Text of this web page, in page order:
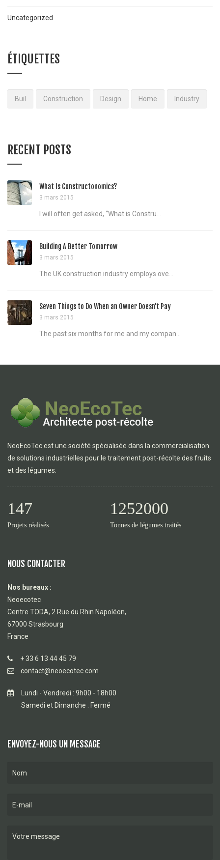
Uncategorized
ÉTIQUETTES
Buil Construction Design Home Industry
RECENT POSTS
What Is Constructonomics?
3 mars 2015
I will often get asked, “What is Constru...
Building A Better Tomorrow
3 mars 2015
The UK construction industry employs ove...
Seven Things to Do When an Owner Doesn’t Pay
3 mars 2015
The past six months for me and my compan...
NeoEcoTec est une société spécialisée dans la commercialisation
de solutions industrielles pour le traitement post-récolte des fruits
et des légumes.
147
Projets réalisés
1252000
Tonnes de légumes traités
NOUS CONTACTER
Nos bureaux :
Neoecotec
Centre TODA, 2 Rue du Rhin Napoléon,
67000 Strasbourg
France
+ 33 6 13 44 45 79
contact@neoecotec.com
Lundi - Vendredi : 9h00 - 18h00
Samedi et Dimanche : Fermé
ENVOYEZ-NOUS UN MESSAGE